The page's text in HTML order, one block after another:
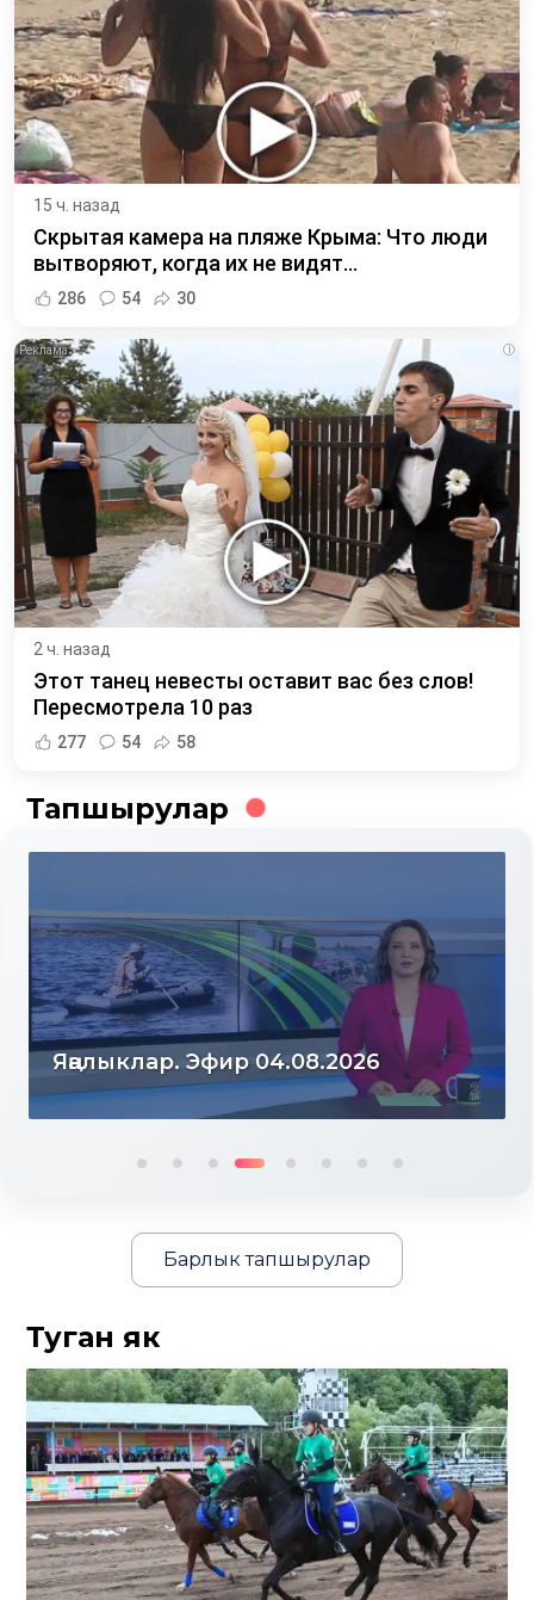
15 ч. назад
Скрытая камера на пляже Крыма: Что люди
вытворяют, когда их не видят...
286 54 30
i
2 ч. назад
Этот танец невесты оставит вас без слов!
Пересмотрела 10 раз
277 54 58
Тапшырулар
Яңалыклар. Эфир 04.08.2026
Барлык тапшырулар
Туган як